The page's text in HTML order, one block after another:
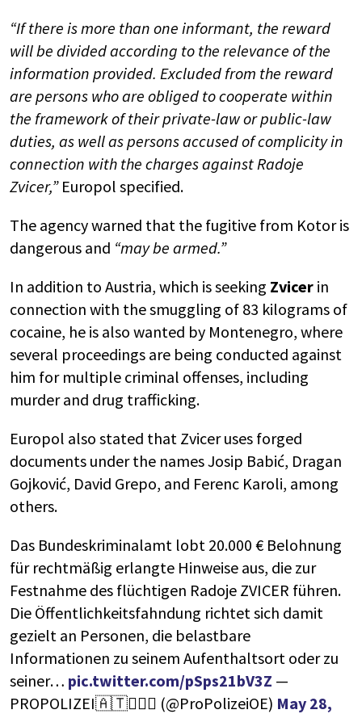
“If there is more than one informant, the reward
will be divided according to the relevance of the
information provided. Excluded from the reward
are persons who are obliged to cooperate within
the framework of their private-law or public-law
duties, as well as persons accused of complicity in
connection with the charges against Radoje
Zvicer,” Europol specified.
The agency warned that the fugitive from Kotoris
dangerous and “may be armed.”
In addition to Austria, which is seeking Zvicer in
connection with the smuggling of 83 kilograms of
cocaine, he is also wanted by Montenegro, where
several proceedings are being conducted against
him for multiple criminal offenses, including
murder and drug trafficking.
Europol also stated that Zvicer uses forged
documents under the names Josip Babić, Dragan
Gojković, David Grepo, and Ferenc Karoli, among
others.
Das Bundeskriminalamt lobt 20.000 € Belohnung
für rechtmäßig erlangte Hinweise aus, die zur
Festnahme des flüchtigen Radoje ZVICER führen.
Die Öffentlichkeitsfahndung richtet sich damit
gezielt an Personen, die belastbare
Informationen zu seinem Aufenthaltsort oder zu
seiner… pic.twitter.com/pSps21bV3Z —
PROPOLIZEI🇦🇹👮🏼‍♂️ (@ProPolizeiOE) May 28,